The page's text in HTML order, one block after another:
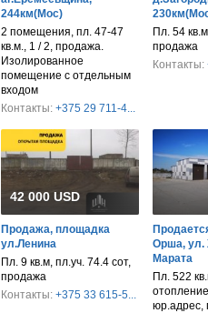
244км(Мос)
2 помещения, пл. 47-47
кв.м., 1 / 2, продажа.
Изолированное
помещение с отдельным
входом
Контакты: +375 29 711-4...
Пл. 54
продажа
Контакты:
42 000 USD
Продажа, площадка
ул.Ленина
Пл. 9 кв.м, пл.уч. 74.4 сот,
продажа
Контакты: +375 33 615-5...
Орша, ул.
Марата
Пл. 522
юр.адрес,